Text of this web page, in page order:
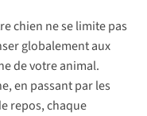
chien ne se limite pas
globalement aux
de votre animal.
en passant par les
repos, chaque